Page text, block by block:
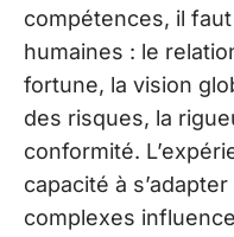
compétences, il
humaines : le
fortune, la vision
des risques, la
conformité.
capacité à
complexes